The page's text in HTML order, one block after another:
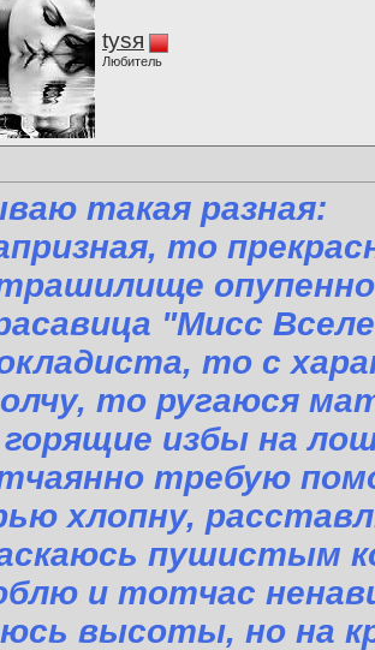
tysя
Любитель
такая разная:
то
"Мисс
то с
то ругаюся
горящие избы на
требую
хлопну,
пушистым
и тотчас
высоты, но на